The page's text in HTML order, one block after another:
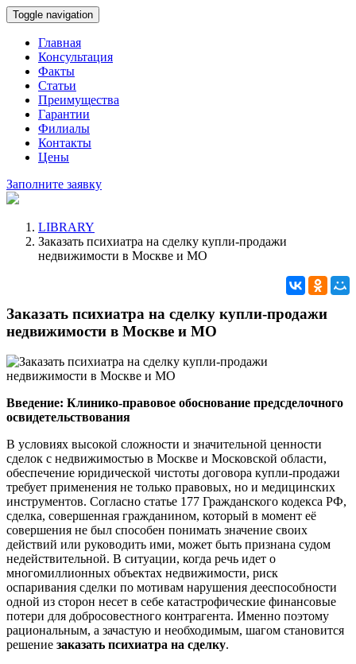
Toggle navigation
Главная
Консультация
Факты
Статьи
Преимущества
Гарантии
Филиалы
Контакты
Цены
Заполните заявку
LIBRARY
Заказать психиатра на сделку купли-продажи
недвижимости в Москве и МО
Заказать психиатра на сделку купли-продажи
недвижимости в Москве и МО
Введение: Клинико-правовое обоснование предсделочного
освидетельствования
В условиях высокой сложности и значительной ценности
сделок с недвижимостью в Москве и Московской области,
обеспечение юридической чистоты договора купли-продажи
требует применения не только правовых, но и медицинских
инструментов. Согласно статье 177 Гражданского кодекса РФ,
сделка, совершенная гражданином, который в момент её
совершения не был способен понимать значение своих
действий или руководить ими, может быть признана судом
недействительной. В ситуации, когда речь идет о
многомиллионных объектах недвижимости, риск
оспаривания сделки по мотивам нарушения дееспособности
одной из сторон несет в себе катастрофические финансовые
потери для добросовестного контрагента. Именно поэтому
рациональным, а зачастую и необходимым, шагом становится
решение заказать психиатра на сделку.